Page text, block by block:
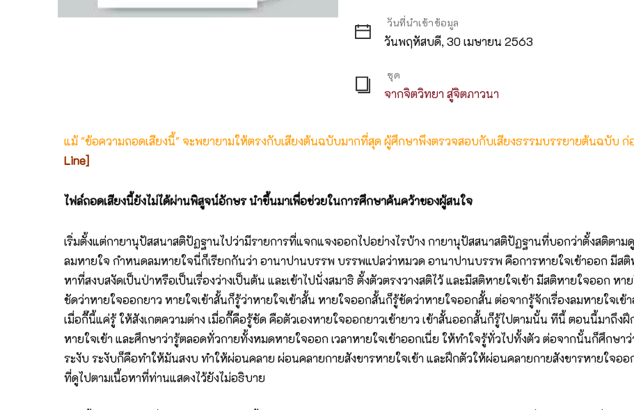
วันที่นำเข้าข้อมูล
วันพฤหัสบดี, 30 เมษายน 2563
ชุด
จากจิตวิทยา สู่จิตภาวนา
แม้ "ข้อความถอดเสียงนี้" จะพยายามให้ตรงกับเสียงต้นฉบับมากที่สุด ผู้ศึกษาพึงตรวจสอบกับเสียงธรรมบรรยายต้นฉบับ ก่
Line]
ไฟล์ถอดเสียงนี้ยังไม่ได้ผ่านพิสูจน์อักษร นำขึ้นมาเพื่อช่วยในการศึกษาค้นคว้าของผู้สนใจ
เริ่มตั้งแต่กายานุปัสสนาสติปัฏฐานไปว่ามีรายการที่แจกแจงออกไปอย่างไรบ้าง กายานุปัสสนาสติปัฏฐานที่บอกว่าตั้งสติตาม
ลมหายใจ กำหนดลมหายใจนี่ก็เรียกกันว่า อานาปานบรรพ บรรพแปลว่าหมวด อานาปานบรรพ คือการหายใจเข้าออก มีสติ
หาที่สงบสงัดเป็นป่าหรือเป็นเรื่องว่างเป็นต้น และเข้าไปนั่งสมาธิ ตั้งตัวตรงวางสติไว้ และมีสติหายใจเข้า มีสติหายใจออก ห
ชัดว่าหายใจออกยาว หายใจเข้าสั้นก็รู้ว่าหายใจเข้าสั้น หายใจออกสั้นก็รู้ชัดว่าหายใจออกสั้น ต่อจากรู้จักเรื่องลมหายใจเ
เมื่อกี๊นี้แค่รู้ ให้สังเกตความต่าง เมื่อกี๊คือรู้ชัด คือตัวเองหายใจออกยาวเข้ายาว เข้าสั้นออกสั้นก็รู้ไปตามนั้น ทีนี้ ตอนนี้มาถึ
หายใจเข้า และศึกษาว่ารู้ตลอดทั่วกายทั้งหมดหายใจออก เวลาหายใจเข้าออกเนี่ย ให้ทำใจรู้ทั่วไปทั้งตัว ต่อจากนั้นก็ศึกษา
ระงับ ระงับก็คือทำให้มันสงบ ทำให้ผ่อนคลาย ผ่อนคลายกายสังขารหายใจเข้า และฝึกตัวให้ผ่อนคลายกายสังขารหายใจอ
ที่ดูไปตามเนื้อหาที่ท่านแสดงไว้ยังไม่อธิบาย